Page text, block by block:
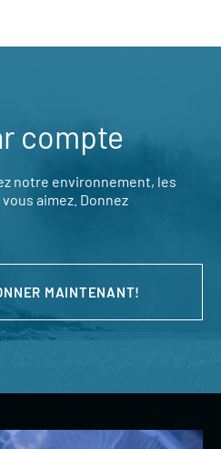
compte
notre environnement, les
aimez. Donnez
MAINTENANT!